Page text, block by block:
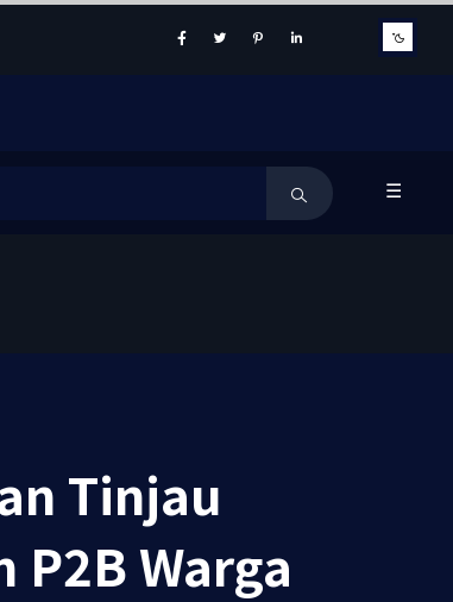
☰
Tinjau
Warga